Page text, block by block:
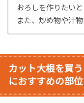
おろしを作りたいと
また、炒め物や汁物
カット大根を買
におすすめの部位